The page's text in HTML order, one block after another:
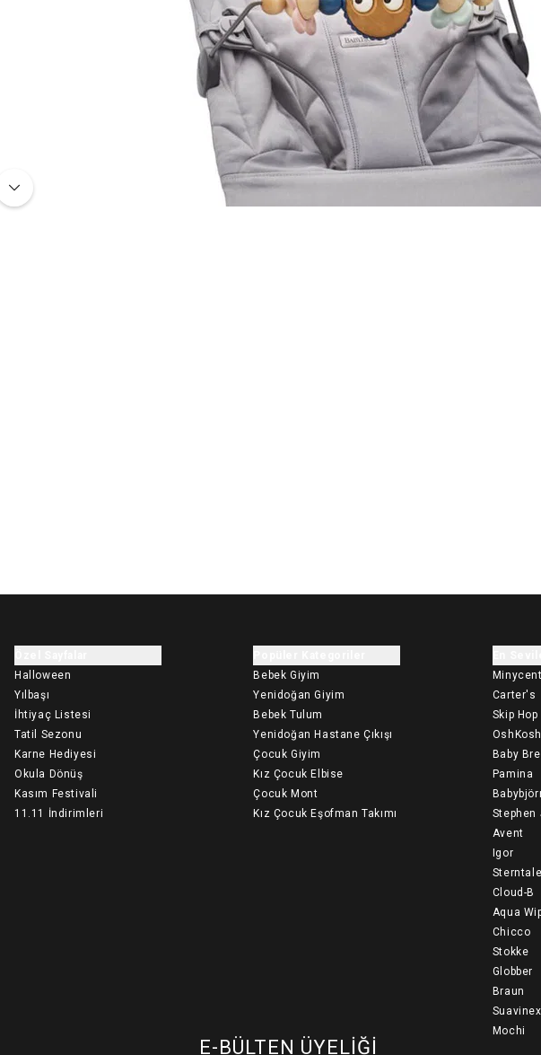
Halloween
Yılbaşı
İhtiyaç Listesi
Tatil Sezonu
Karne Hediyesi
Okula Dönüş
Kasım Festivali
11.11 İndirimleri
Bebek Giyim
Yenidoğan Giyim
Bebek Tulum
Yenidoğan Hastane Çıkışı
Çocuk Giyim
Kız Çocuk Elbise
Çocuk Mont
Kız Çocuk Eşofman Takımı
Carter's
Skip Hop
OshKosh
Baby
Pamina
Stephen
Avent
Igor
Cloud-B
Aqua
Chicco
Stokke
Globber
Braun
Suavinex
Mochi
E-BÜLTEN ÜYELIĞI